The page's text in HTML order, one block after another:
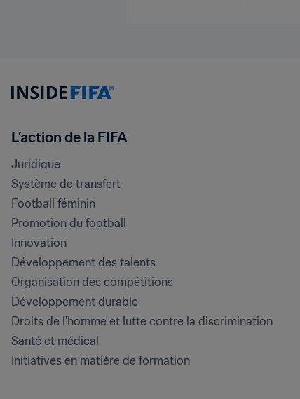
L’action de la FIFA
Juridique
Système de transfert
Football féminin
Promotion du football
Innovation
Développement des talents
Organisation des compétitions
Développement durable
Droits de l'homme et lutte contre la discrimination
Santé et médical
Initiatives en matière de formation